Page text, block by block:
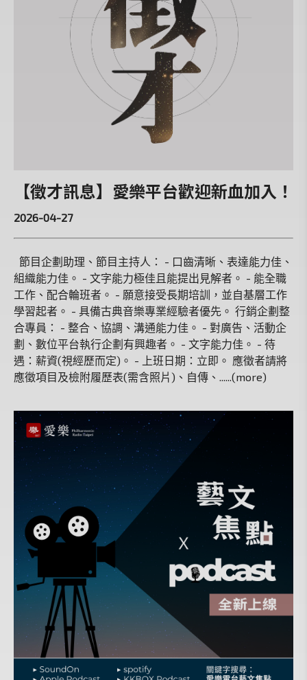
【徵才訊息】愛樂平台歡迎新血加入！
2026-04-27
節目企劃助理、節目主持人： - 口齒清晰、表達能力佳、
組織能力佳。 - 文字能力極佳且能提出見解者。 - 能全職
工作、配合輪班者。 - 願意接受長期培訓，並自基層工作
學習起者。 - 具備古典音樂專業經驗者優先。 行銷企劃整
合專員： - 整合、協調、溝通能力佳。 - 對廣告、活動企
劃、數位平台執行企劃有興趣者。 - 文字能力佳。 - 待
遇：薪資(視經歷而定)。 - 上班日期：立即。 應徵者請將
應徵項目及檢附履歷表(需含照片)、自傳、......(more)